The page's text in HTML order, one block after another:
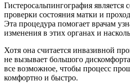
Гистеросальпингография
проверки состояния матки и
Эта процедура помогает врачам
изменения в этих органах и
Хотя она считается инвазивной
не вызывает большого
все возможное, чтобы процесс
комфортно и быстро.